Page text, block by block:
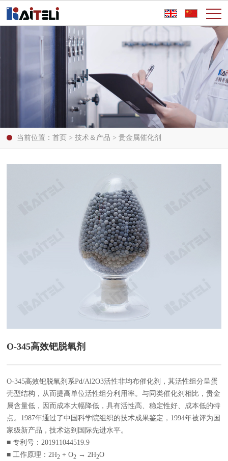
当前位置：首页 > 技术＆产品 > 贵金属催化剂
O-345高效钯脱氧剂
O-345高效钯脱氧剂系Pd/Al2O3活性非均布催化剂，其活性组分呈蛋
壳型结构，从而提高单位活性组分利用率。与同类催化剂相比，贵金
属含量低，因而成本大幅降低，具有活性高、稳定性好、成本低的特
点。1987年通过了中国科学院组织的技术成果鉴定，1994年被评为国
家级新产品，技术达到国际先进水平。
■ 专利号：201911044519.9
■ 工作原理： 2H2 + O2 → 2H2O